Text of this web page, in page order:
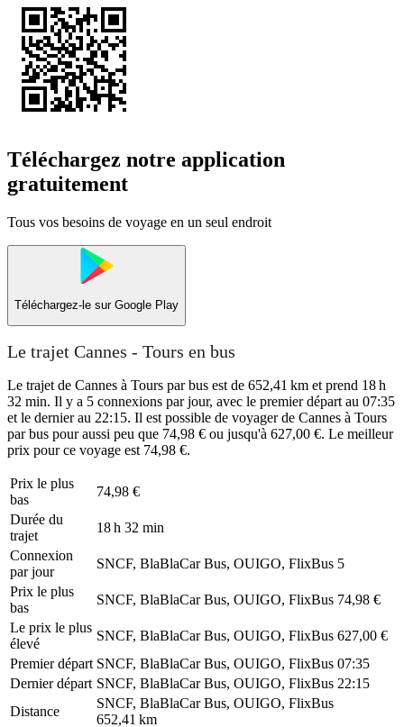
Téléchargez notre application
gratuitement
Tous vos besoins de voyage en un seul endroit
Téléchargez-le sur Google Play
Le trajet Cannes - Tours en bus
Le trajet de Cannes à Tours par bus est de 652,41 km et prend 18 h
32 min. Il y a 5 connexions par jour, avec le premier départ au 07:35
et le dernier au 22:15. Il est possible de voyager de Cannes à Tours
par bus pour aussi peu que 74,98 € ou jusqu'à 627,00 €. Le meilleur
prix pour ce voyage est 74,98 €.
Prix ​​le plus
bas
74,98 €
Durée du
trajet
18 h 32 min
Connexion
par jour
SNCF, BlaBlaCar Bus, OUIGO, FlixBus 5
Prix ​​le plus
bas
SNCF, BlaBlaCar Bus, OUIGO, FlixBus 74,98 €
Le prix le plus
élevé
SNCF, BlaBlaCar Bus, OUIGO, FlixBus 627,00 €
Premier départ SNCF, BlaBlaCar Bus, OUIGO, FlixBus 07:35
Dernier départ SNCF, BlaBlaCar Bus, OUIGO, FlixBus 22:15
Distance
SNCF, BlaBlaCar Bus, OUIGO, FlixBus
652,41 km